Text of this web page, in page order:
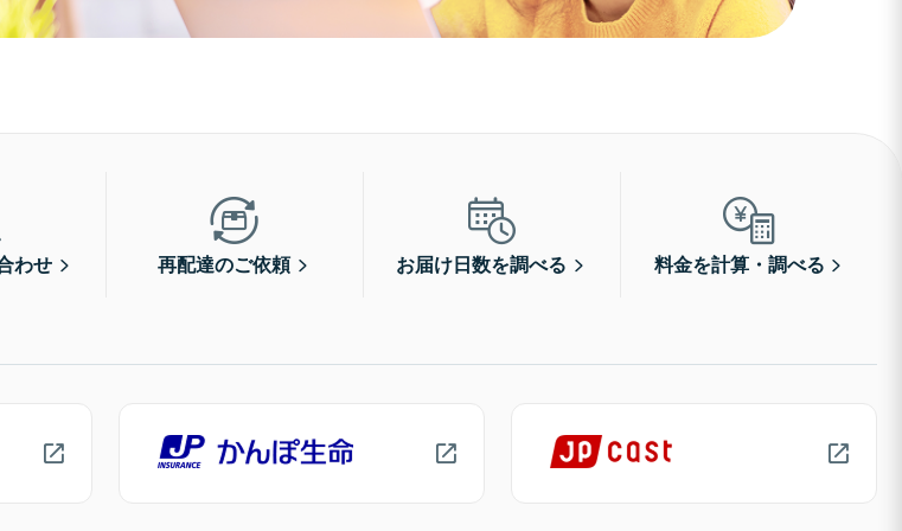
わせ 再配達のご依頼 お届け日数を調べる 料金を計算・調べる